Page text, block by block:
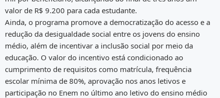
valor de R$ 9.200 para cada estudante.
Ainda, o programa promove a democratização do acesso e a
redução da desigualdade social entre os jovens do ensino
médio, além de incentivar a inclusão social por meio da
educação. O valor do incentivo está condicionado ao
cumprimento de requisitos como matrícula, frequência
escolar mínima de 80%, aprovação nos anos letivos e
participação no Enem no último ano letivo do ensino médio